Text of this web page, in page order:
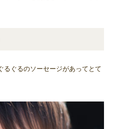
るぐるのソーセージがあってとて